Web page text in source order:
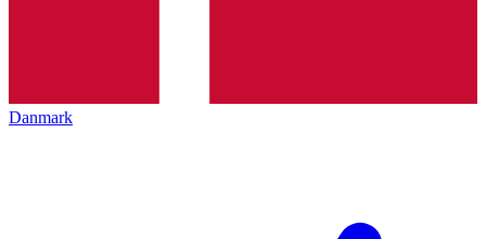
Danmark